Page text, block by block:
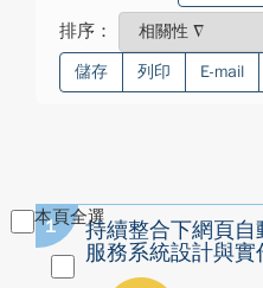
排序：
儲存 列印 E-mail
本頁全選
1
持續整合下網頁
服務系統設計與實